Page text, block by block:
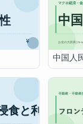
中国人